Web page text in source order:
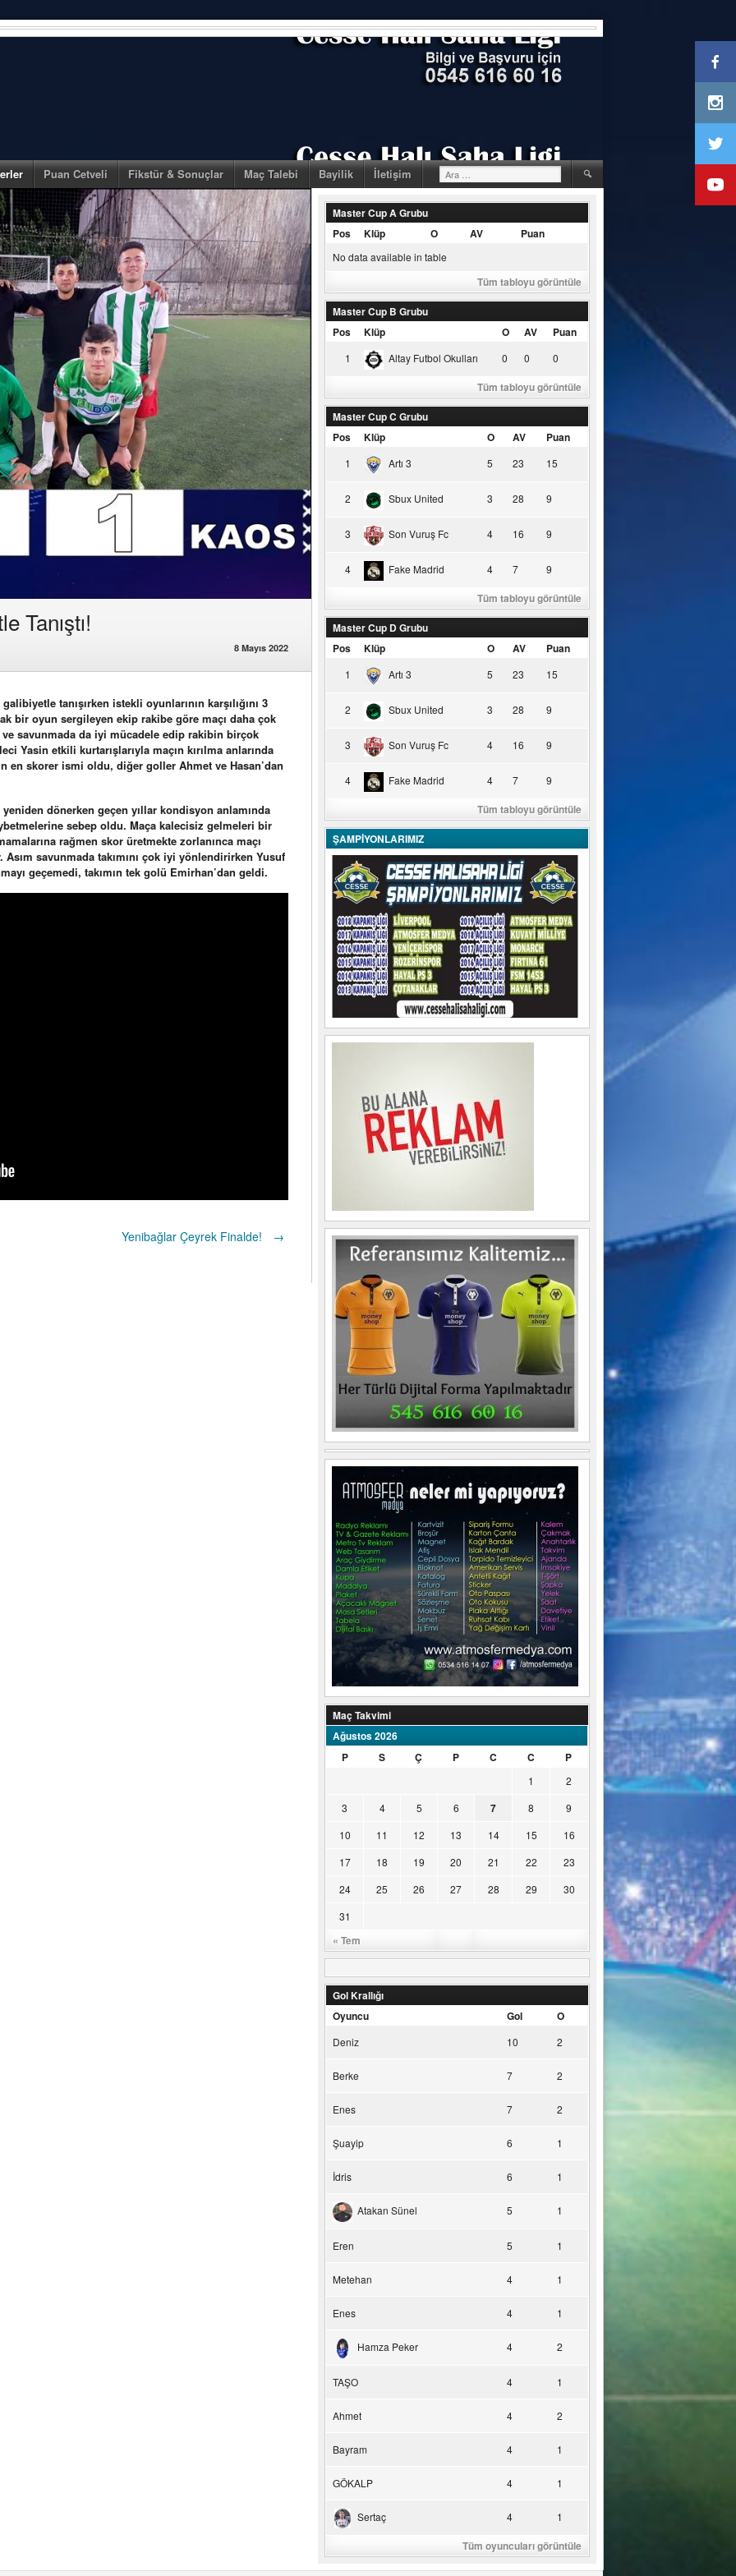
Puan Cetveli Fikstür & Sonuçlar Maç Talebi Bayilik İletişim Arama:
Tanıştı!
8 Mayıs 2022
tanışırken istekli oyunlarının karşılığını 3
bir oyun sergileyen ekip rakibe göre maçı daha çok
savunmada da iyi mücadele edip rakibin birçok
Yasin etkili kurtarışlarıyla maçın kırılma anlarında
en skorer ismi oldu, diğer goller Ahmet ve Hasan’dan
yeniden dönerken geçen yıllar kondisyon anlamında
sebep oldu. Maça kalecisiz gelmeleri bir
rağmen skor üretmekte zorlanınca maçı
savunmada takımını çok iyi yönlendirirken Yusuf
geçemedi, takımın tek golü Emirhan’dan geldi.
Yenibağlar Çeyrek Finalde! →
Master Cup A Grubu
Pos
Klüp O AV Puan
No data available in table
Tüm tabloyu görüntüle
Master Cup B Grubu
Pos
Klüp O AV Puan
1 Altay Futbol Okulları 0 0 0
Tüm tabloyu görüntüle
Master Cup C Grubu
Pos
Klüp O AV Puan
1 Artı 3 5 23 15
2 Sbux United 3 28 9
3 Son Vuruş Fc 4 16 9
4 Fake Madrid 4 7 9
Tüm tabloyu görüntüle
Master Cup D Grubu
Pos
Klüp O AV Puan
1 Artı 3 5 23 15
2 Sbux United 3 28 9
3 Son Vuruş Fc 4 16 9
4 Fake Madrid 4 7 9
Tüm tabloyu görüntüle
ŞAMPİYONLARIMIZ
Maç Takvimi
Ağustos 2026
P
S Ç P C C P
« Tem
1
2
3
4 5 6 7 8
9
10
11 12 13 14 15
16
17
18 19 20 21 22
23
24
25 26 27 28 29
30
31
Gol Krallığı
Oyuncu
Gol O
Deniz 10 2
Berke 7 2
Enes 7 2
Şuayip 6 1
İdris 6 1
Atakan Sünel 5 1
Eren 5 1
Metehan 4 1
Enes 4 1
Hamza Peker 4 2
TAŞO 4 1
Ahmet 4 2
Bayram 4 1
GÖKALP 4 1
Sertaç 4 1
Tüm oyuncuları görüntüle